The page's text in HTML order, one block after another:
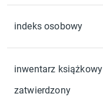
indeks osobowy
inwentarz książkowy
zatwierdzony